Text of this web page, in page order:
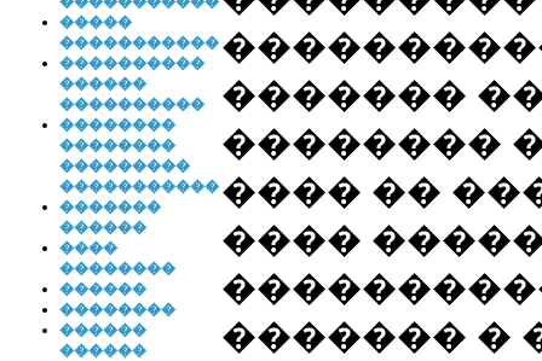
�����
�����������
����������
������
����������
��������
��������
���������
�����������
�������
������
����
��������
������
��������
������
������
�������
��������
���� ��
����
������� �